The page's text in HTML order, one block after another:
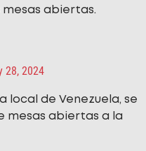
mesas abiertas.
28, 2024
local de Venezuela, se
mesas abiertas a la